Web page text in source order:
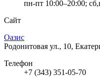
пн-пт 10:00–20:00;
Сайт
Оазис
Родонитовая ул., 10,
Телефон
+7 (343) 351-05-70